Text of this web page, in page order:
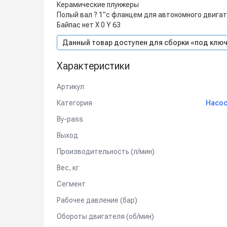
Керамические плунжеры
Полый вал ? 1”с фланцем для автономного
Байпас нет X 0 Y 63
Данный товар доступен для сборки «под
Характеристики
Артикул
Категория
By-pass
Выход
Производительность (л/мин)
Вес, кг
Сегмент
Рабочее давление (бар)
Обороты двигателя (об/мин)